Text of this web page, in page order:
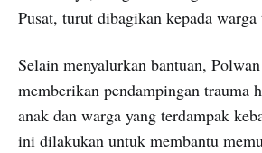
Pusat, turut dibagikan kepada warga
Selain menyalurkan bantuan,
memberikan pendampingan trauma
anak dan warga yang terdampak
ini dilakukan untuk membantu